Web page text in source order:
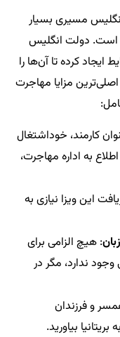
مسیری بسیار
است. دولت انگلیس
ایجاد کرده تا آن‌ها را
مزایا مهاجرت
کارمند، خوداشتغال
به اداره مهاجرت،
این ویزا نیازی به
: هیچ الزامی برای
ندارد، مگر در
و فرزندان
بیاورید.